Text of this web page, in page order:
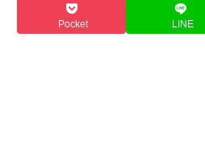
Pocket LINE